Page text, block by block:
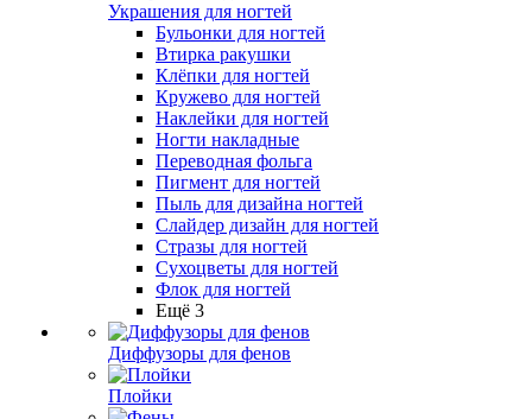
Украшения для ногтей
Бульонки для ногтей
Втирка ракушки
Клёпки для ногтей
Кружево для ногтей
Наклейки для ногтей
Ногти накладные
Переводная фольга
Пигмент для ногтей
Пыль для дизайна ногтей
Слайдер дизайн для ногтей
Стразы для ногтей
Сухоцветы для ногтей
Флок для ногтей
Ещё 3
Диффузоры для фенов
Плойки